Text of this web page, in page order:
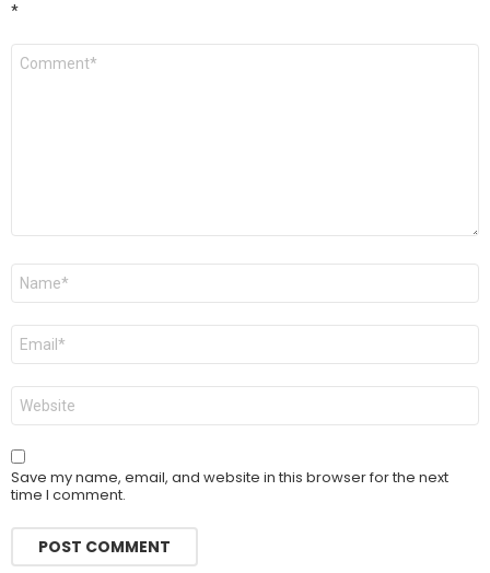
*
Comment
Name
Email
Website
Save my name, email, and website in this browser for the next
time I comment.